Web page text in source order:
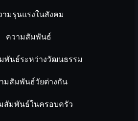
ามรุนแรงในสังคม
ความสัมพันธ์
พันธ์ระหว่างวัฒนธรรม
มสัมพันธ์วัยต่างกัน
สัมพันธ์ในครอบครัว